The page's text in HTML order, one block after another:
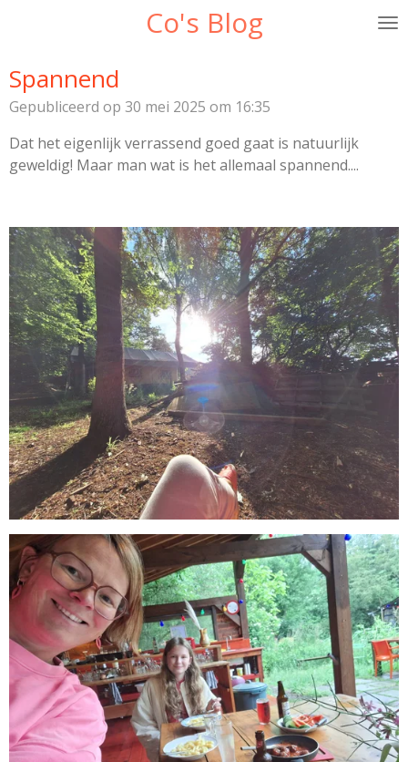
de
hoofdinhoud
Co's Blog
Spannend
Gepubliceerd op 30 mei 2025 om 16:35
Dat het eigenlijk verrassend goed gaat is natuurlijk
geweldig! Maar man wat is het allemaal spannend....